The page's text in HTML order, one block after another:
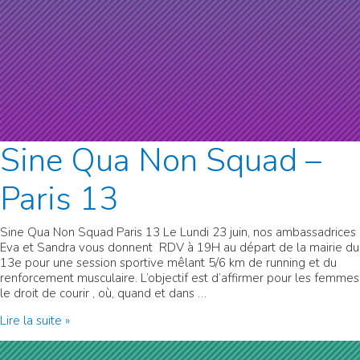
Sine Qua Non Squad –
Paris 13
Sine Qua Non Squad Paris 13 Le Lundi 23 juin, nos ambassadrices
Eva et Sandra vous donnent RDV à 19H au départ de la mairie du
13e pour une session sportive mêlant 5/6 km de running et du
renforcement musculaire. L’objectif est d’affirmer pour les femmes
le droit de courir , où, quand et dans …
Sine
Non
Lire la suite »